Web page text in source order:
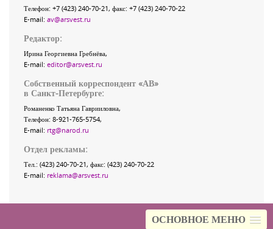
ОСНОВНОЕ МЕНЮ
Телефон: +7 (423) 240-70-21, факс: +7 (423) 240-70-22
E-mail: av@arsvest.ru
Редактор:
Ирина Георгиевна Гребнёва,
E-mail: editor@arsvest.ru
Собственный корреспондент «АВ»
в Санкт-Петербурге:
Романенко Татьяна Гаврииловна,
Телефон: 8-921-765-5754,
E-mail: rtg@narod.ru
Отдел рекламы:
Тел.: (423) 240-70-21, факс: (423) 240-70-22
E-mail: reklama@arsvest.ru